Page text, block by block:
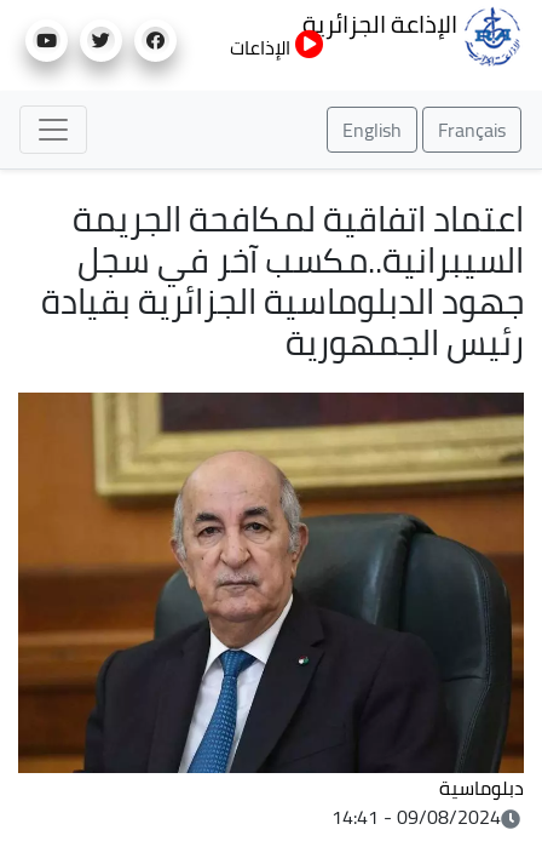
إلى
الإذاعة الجزائرية
الإذاعات
Français
English
اعتماد اتفاقية لمكافحة الجريمة
السيبرانية..مكسب آخر في سجل
جهود الدبلوماسية الجزائرية بقيادة
رئيس الجمهورية
دبلوماسية
09/08/2024 - 14:41